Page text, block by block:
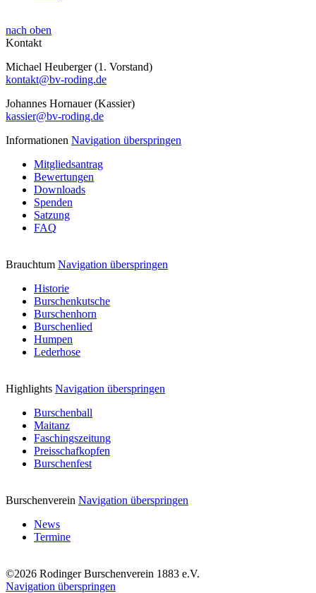
nach oben
Kontakt
Michael Heuberger (1. Vorstand)
kontakt@bv-roding.de
Johannes Hornauer (Kassier)
kassier@bv-roding.de
Informationen Navigation überspringen
Mitgliedsantrag
Bewertungen
Downloads
Spenden
Satzung
FAQ
Brauchtum Navigation überspringen
Historie
Burschenkutsche
Burschenhorn
Burschenlied
Humpen
Lederhose
Highlights Navigation überspringen
Burschenball
Maitanz
Faschingszeitung
Preisschafkopfen
Burschenfest
Burschenverein Navigation überspringen
News
Termine
©2026 Rodinger Burschenverein 1883 e.V.
Navigation überspringen